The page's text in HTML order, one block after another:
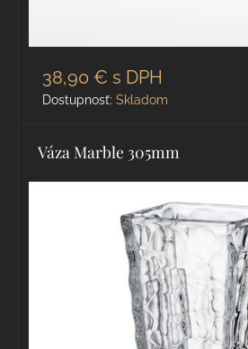
38,90 € s DPH
Dostupnosť: Skladom
Váza Marble 305mm